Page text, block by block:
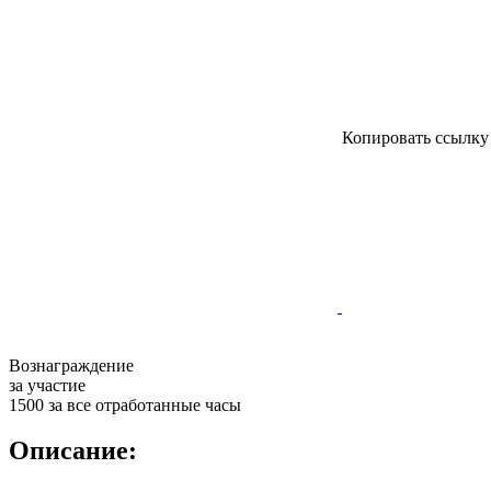
Копировать ссылку
Вознаграждение
за участие
1500 за все отработанные часы
Описание: